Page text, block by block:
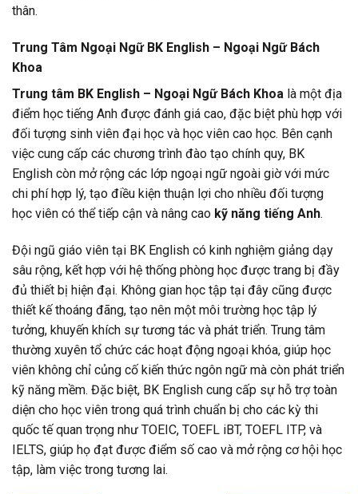
thân.
Trung Tâm Ngoại Ngữ BK English – Ngoại Ngữ Bách
Khoa
Trung tâm BK English – Ngoại Ngữ Bách Khoa là một địa
điểm học tiếng Anh được đánh giá cao, đặc biệt phù hợp với
đối tượng sinh viên đại học và học viên cao học. Bên cạnh
việc cung cấp các chương trình đào tạo chính quy, BK
English còn mở rộng các lớp ngoại ngữ ngoài giờ với mức
chi phí hợp lý, tạo điều kiện thuận lợi cho nhiều đối tượng
học viên có thể tiếp cận và nâng cao kỹ năng tiếng Anh.
Đội ngũ giáo viên tại BK English có kinh nghiệm giảng dạy
sâu rộng, kết hợp với hệ thống phòng học được trang bị đầy
đủ thiết bị hiện đại. Không gian học tập tại đây cũng được
thiết kế thoáng đãng, tạo nên một môi trường học tập lý
tưởng, khuyến khích sự tương tác và phát triển. Trung tâm
thường xuyên tổ chức các hoạt động ngoại khóa, giúp học
viên không chỉ củng cố kiến thức ngôn ngữ mà còn phát triển
kỹ năng mềm. Đặc biệt, BK English cung cấp sự hỗ trợ toàn
diện cho học viên trong quá trình chuẩn bị cho các kỳ thi
quốc tế quan trọng như TOEIC, TOEFL iBT, TOEFL ITP, và
IELTS, giúp họ đạt được điểm số cao và mở rộng cơ hội học
tập, làm việc trong tương lai.